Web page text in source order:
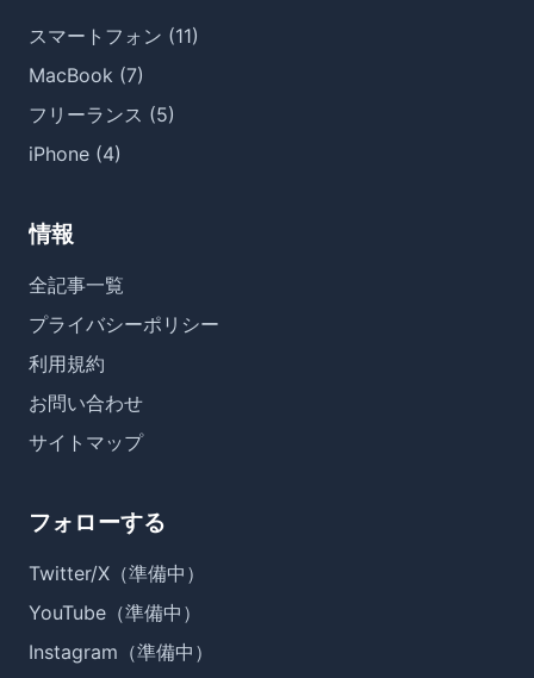
スマートフォン (11)
MacBook (7)
フリーランス (5)
iPhone (4)
情報
全記事一覧
プライバシーポリシー
利用規約
お問い合わせ
サイトマップ
フォローする
Twitter/X（準備中）
YouTube（準備中）
Instagram（準備中）